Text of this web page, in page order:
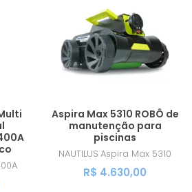
Aspira Max 5310 ROBÔ de
manutenção para
piscinas
NAUTILUS Aspira Max 5310
R$ 4.630,00